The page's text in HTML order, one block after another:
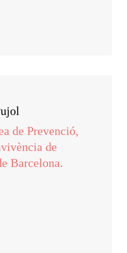
de Prevenció,
de
Barcelona.